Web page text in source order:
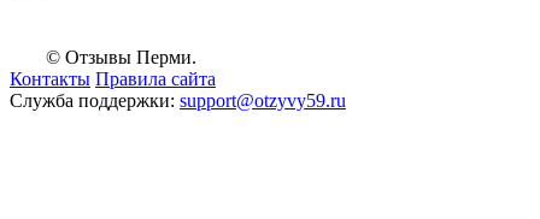
© Отзывы Перми.
Контакты Правила сайта
Служба поддержки: support@otzyvy59.ru